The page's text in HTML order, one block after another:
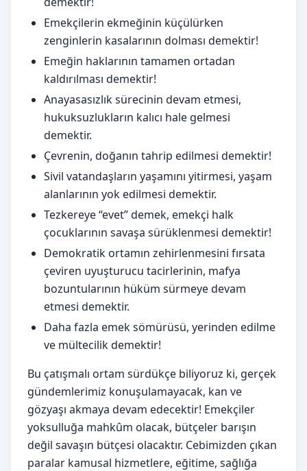
Emekçilerin ekmeğinin küçülürken
zenginlerin kasalarının dolması demektir!
Emeğin haklarının tamamen ortadan
kaldırılması demektir!
Anayasasızlık sürecinin devam etmesi,
hukuksuzlukların kalıcı hale gelmesi
demektir.
Çevrenin, doğanın tahrip edilmesi demektir!
Sivil vatandaşların yaşamını yitirmesi, yaşam
alanlarının yok edilmesi demektir.
Tezkereye “evet” demek, emekçi halk
çocuklarının savaşa sürüklenmesi demektir!
Demokratik ortamın zehirlenmesini fırsata
çeviren uyuşturucu tacirlerinin, mafya
bozuntularının hüküm sürmeye devam
etmesi demektir.
Daha fazla emek sömürüsü, yerinden edilme
ve mültecilik demektir!
Bu çatışmalı ortam sürdükçe biliyoruz ki, gerçek
gündemlerimiz konuşulamayacak, kan ve
gözyaşı akmaya devam edecektir! Emekçiler
yoksulluğa mahkûm olacak, bütçeler barışın
değil savaşın bütçesi olacaktır. Cebimizden çıkan
paralar kamusal hizmetlere, eğitime, sağlığa